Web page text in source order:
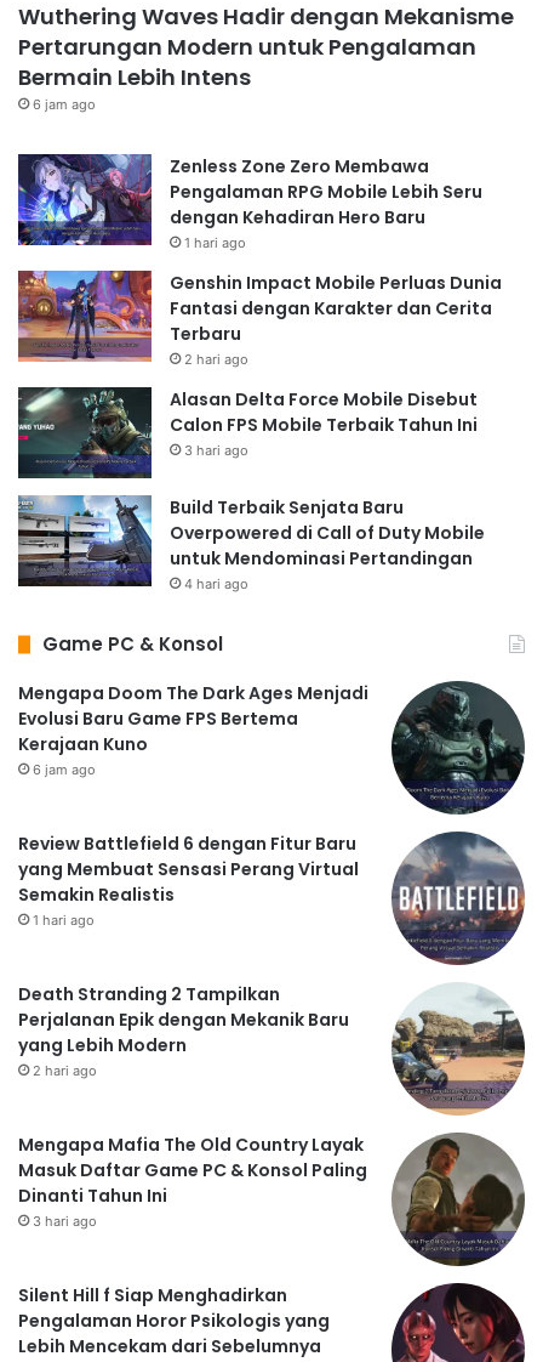
Wuthering Waves Hadir dengan Mekanisme
Pertarungan Modern untuk Pengalaman
Bermain Lebih Intens
6 jam ago
Zenless Zone Zero Membawa
Pengalaman RPG Mobile Lebih Seru
dengan Kehadiran Hero Baru
1 hari ago
Genshin Impact Mobile Perluas Dunia
Fantasi dengan Karakter dan Cerita
Terbaru
2 hari ago
Alasan Delta Force Mobile Disebut
Calon FPS Mobile Terbaik Tahun Ini
3 hari ago
Build Terbaik Senjata Baru
Overpowered di Call of Duty Mobile
untuk Mendominasi Pertandingan
4 hari ago
Game PC & Konsol
Mengapa Doom The Dark Ages Menjadi
Evolusi Baru Game FPS Bertema
Kerajaan Kuno
6 jam ago
Review Battlefield 6 dengan Fitur Baru
yang Membuat Sensasi Perang Virtual
Semakin Realistis
1 hari ago
Death Stranding 2 Tampilkan
Perjalanan Epik dengan Mekanik Baru
yang Lebih Modern
2 hari ago
Mengapa Mafia The Old Country Layak
Masuk Daftar Game PC & Konsol Paling
Dinanti Tahun Ini
3 hari ago
Silent Hill f Siap Menghadirkan
Pengalaman Horor Psikologis yang
Lebih Mencekam dari Sebelumnya